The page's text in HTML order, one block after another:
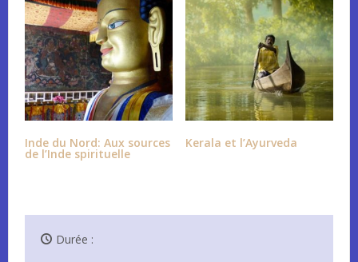
Inde du Nord: Aux sources
de l’Inde spirituelle
Kerala et l’Ayurveda
Durée :